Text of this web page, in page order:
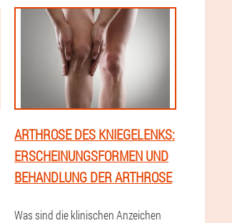
ARTHROSE DES KNIEGELENKS:
ERSCHEINUNGSFORMEN UND
BEHANDLUNG DER ARTHROSE
Was sind die klinischen Anzeichen